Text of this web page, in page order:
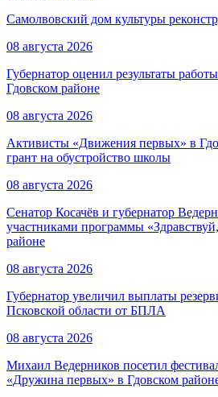
Самолвовский дом культуры
08 августа 2026
Губернатор оценил результаты
Гдовском районе
08 августа 2026
Активисты «Движения первых» в
грант на обустройство школы
08 августа 2026
Сенатор Косачёв и губернатор
участниками программы
районе
08 августа 2026
Губернатор увеличил выплаты
Псковской области от БПЛА
08 августа 2026
Михаил Ведерников посетил
«Дружина первых» в Гдовском